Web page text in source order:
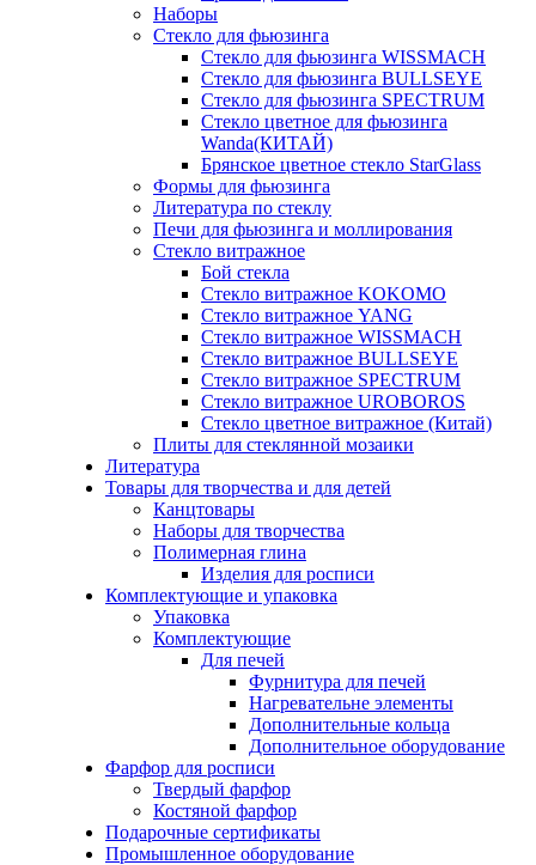
Наборы
Стекло для фьюзинга
Стекло для фьюзинга WISSMACH
Стекло для фьюзинга BULLSEYE
Стекло для фьюзинга SPECTRUM
Стекло цветное для фьюзинга
Wanda(КИТАЙ)
Брянское цветное стекло StarGlass
Формы для фьюзинга
Литература по стеклу
Печи для фьюзинга и моллирования
Стекло витражное
Бой стекла
Стекло витражное KOKOMO
Стекло витражное YANG
Стекло витражное WISSMACH
Стекло витражное BULLSEYE
Стекло витражное SPECTRUM
Стекло витражное UROBOROS
Стекло цветное витражное (Китай)
Плиты для стеклянной мозаики
Литература
Товары для творчества и для детей
Канцтовары
Наборы для творчества
Полимерная глина
Изделия для росписи
Комплектующие и упаковка
Упаковка
Комплектующие
Для печей
Фурнитура для печей
Нагревательне элементы
Дополнительные кольца
Дополнительное оборудование
Фарфор для росписи
Твердый фарфор
Костяной фарфор
Подарочные сертификаты
Промышленное оборудование